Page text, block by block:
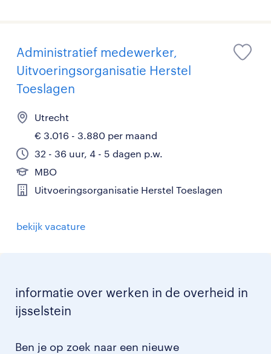
Administratief medewerker,
Uitvoeringsorganisatie Herstel
Toeslagen
Utrecht
€ 3.016 - 3.880 per maand
32 - 36 uur, 4 - 5 dagen p.w.
MBO
Uitvoeringsorganisatie Herstel Toeslagen
bekijk vacature
informatie over werken in de overheid in
ijsselstein
Ben je op zoek naar een nieuwe